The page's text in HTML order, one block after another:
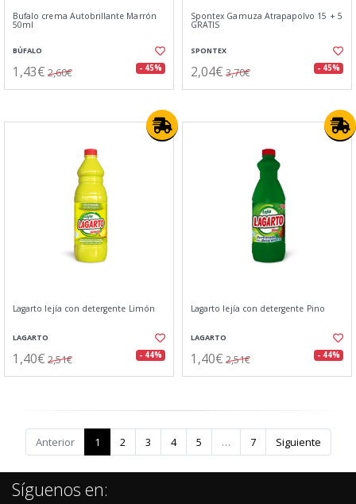
Bufalo crema Autobrillante Marrón
50ml
BÚFALO
1,43€ 2,60€ - 45%
Spontex Gamuza Atrapapolvo 15 + 5
GRATIS
SPONTEX
2,04€ 3,70€ - 45%
Lagarto lejía con detergente Limón
LAGARTO
1,40€ 2,51€ - 44%
Lagarto lejía con detergente Pino
LAGARTO
1,40€ 2,51€ - 44%
Anterior 1 2 3 4 5 … 7 Siguiente
Síguenos en: